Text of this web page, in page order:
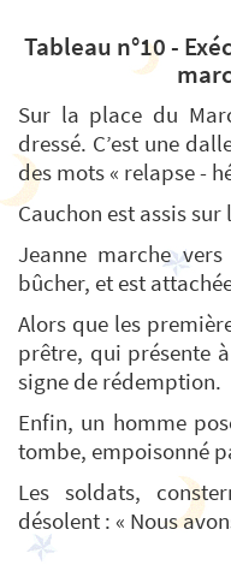
Tableau n°10 -
Sur la place du
dressé. C’est une
des mots « relapse -
Cauchon est assis
Jeanne marche
bûcher, et est
Alors que les
prêtre, qui présente
signe de rédemption.
Enfin, un homme
tombe, empoisonné
Les soldats,
désolent : « Nous